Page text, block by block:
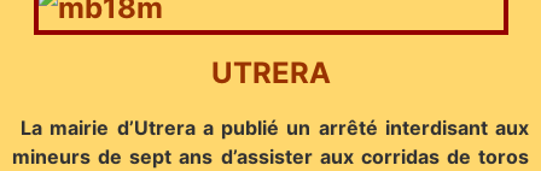
UTRERA
La mairie d’Utrera a publié un arrêté interdisant aux
mineurs de sept ans d’assister aux corridas de toros